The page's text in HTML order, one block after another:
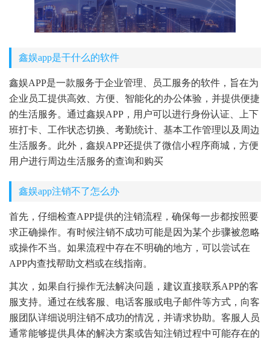
鑫娱app是干什么的软件
鑫娱APP是一款服务于企业管理、员工服务的软件，旨在为
企业员工提供高效、方便、智能化的办公体验，并提供便捷
的生活服务。通过鑫娱APP，用户可以进行身份认证、上下
班打卡、工作状态切换、考勤统计、基本工作管理以及周边
生活服务。此外，鑫娱APP还提供了微信小程序商城，方便
用户进行周边生活服务的查询和购买
鑫娱app注销不了怎么办
首先，仔细检查APP提供的注销流程，确保每一步都按照要
求正确操作。有时候注销不成功可能是因为某个步骤被忽略
或操作不当。如果流程中存在不明确的地方，可以尝试在
APP内查找帮助文档或在线指南。
其次，如果自行操作无法解决问题，建议直接联系APP的客
服支持。通过在线客服、电话客服或电子邮件等方式，向客
服团队详细说明注销不成功的情况，并请求协助。客服人员
通常能够提供具体的解决方案或告知注销过程中可能存在的